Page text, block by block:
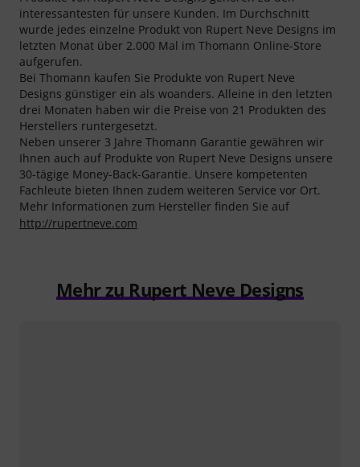
interessantesten für unsere Kunden. Im Durchschnitt
wurde jedes einzelne Produkt von Rupert Neve Designs im
letzten Monat über 2.000 Mal im Thomann Online-Store
aufgerufen.
Bei Thomann kaufen Sie Produkte von Rupert Neve
Designs günstiger ein als woanders. Alleine in den letzten
drei Monaten haben wir die Preise von 21 Produkten des
Herstellers runtergesetzt.
Neben unserer 3 Jahre Thomann Garantie gewähren wir
Ihnen auch auf Produkte von Rupert Neve Designs unsere
30-tägige Money-Back-Garantie. Unsere kompetenten
Fachleute bieten Ihnen zudem weiteren Service vor Ort.
Mehr Informationen zum Hersteller finden Sie auf
http://rupertneve.com
Mehr zu Rupert Neve Designs